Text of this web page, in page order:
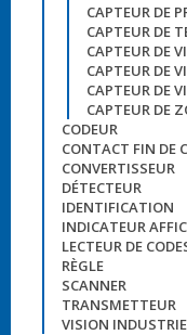
CAPTEUR DE
CAPTEUR DE
CAPTEUR DE
CAPTEUR DE
CAPTEUR DE
CAPTEUR DE
CODEUR
CONTACT FIN DE
CONVERTISSEUR
DÉTECTEUR
IDENTIFICATION
INDICATEUR
LECTEUR DE
RÈGLE
SCANNER
TRANSMETTEUR
VISION